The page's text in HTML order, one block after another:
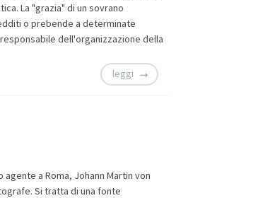
La "grazia" di un sovrano
o prebende a determinate
dell'organizzazione della
leggi
a Roma, Johann Martin von
Si tratta di una fonte